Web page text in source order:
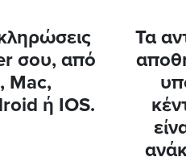
σου, από
Mac,
ή IOS.
Τα